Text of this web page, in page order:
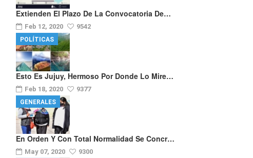
Extienden El Plazo De La Convocatoria De…
Feb 12, 2020 9542
Esto Es Jujuy, Hermoso Por Donde Lo Mire…
Feb 18, 2020 9377
POLÍTICAS
En Orden Y Con Total Normalidad Se Concr…
May 07, 2020 9300
GENERALES